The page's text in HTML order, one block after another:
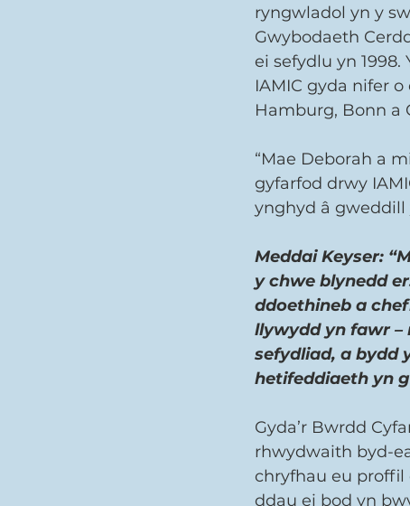
ryngwladol yn y
Gwybodaeth
ei sefydlu yn
IAMIC gyda nifer
Hamburg, Bonn a
“Mae Deborah a
gyfarfod drwy
ynghyd â gweddill
Meddai Keyser:
y chwe blynedd
ddoethineb a
llywydd yn fawr –
sefydliad, a bydd
hetifeddiaeth yn
Gyda’r Bwrdd
rhwydwaith byd-
chryfhau eu proffil
ddau ei bod yn